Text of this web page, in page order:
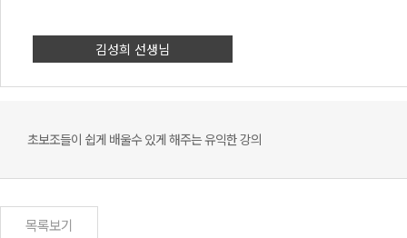
김성희 선생님
초보조들이 쉽게 배울수 있게 해주는 유익한 강의
목록보기